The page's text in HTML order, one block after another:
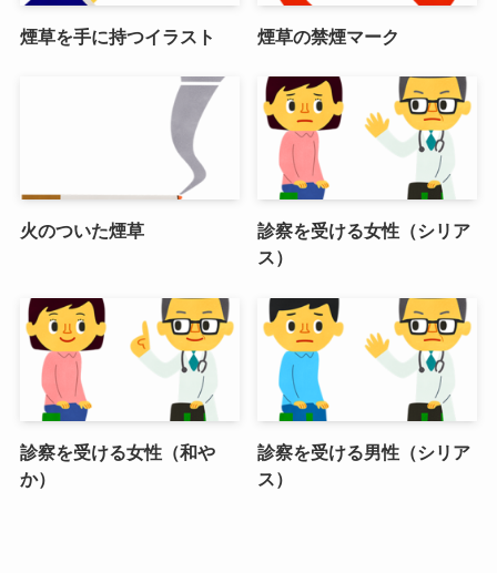
煙草を手に持つイラスト 煙草の禁煙マーク
火のついた煙草
診察を受ける女性（シリア
ス）
診察を受ける女性（和や
か）
診察を受ける男性（シリア
ス）